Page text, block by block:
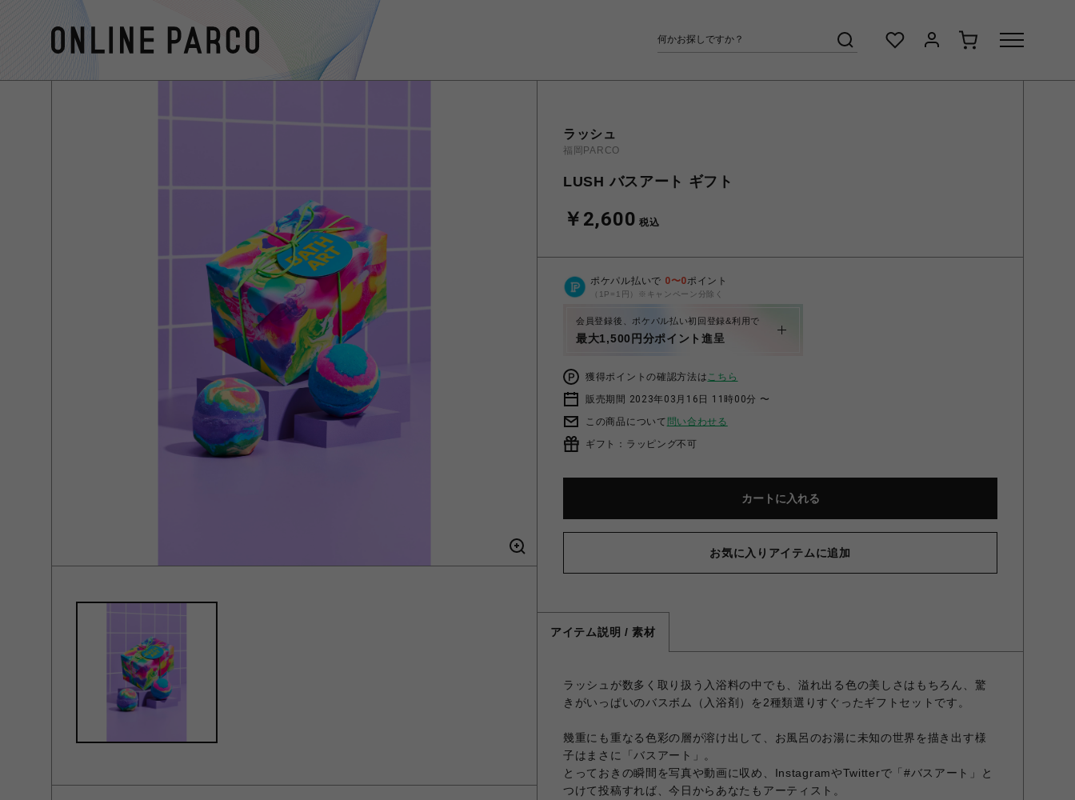
ラッシュ
福岡PARCO
LUSH バスアート ギフト
￥2,600 税込
ポケパル払いで 0〜0ポイント
（1P=1円）※キャンペーン分除く
会員登録後、ポケパル払い初回登録&利用で
最大1,500円分ポイント進呈
獲得ポイントの確認方法はこちら
販売期間 2023年03月16日 11時00分 〜
この商品について 問い合わせる
ギフト：ラッピング不可
カートに入れる
お気に入りアイテムに追加
アイテム説明 / 素材
ラッシュが数多く取り扱う入浴料の中でも、溢れ出る色の美しさはもちろん、驚
きがいっぱいのバスボム（入浴剤）を2種類選りすぐったギフトセットです。
幾重にも重なる色彩の層が溶け出して、お風呂のお湯に未知の世界を描き出す様
子はまさに「バスアート」。
とっておきの瞬間を写真や動画に収め、InstagramやTwitterで「#バスアート」と
つけて投稿すれば、今日からあなたもアーティスト。